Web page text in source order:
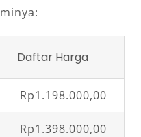
Daftar Harga
Rp1.198.000,00
Rp1.398.000,00